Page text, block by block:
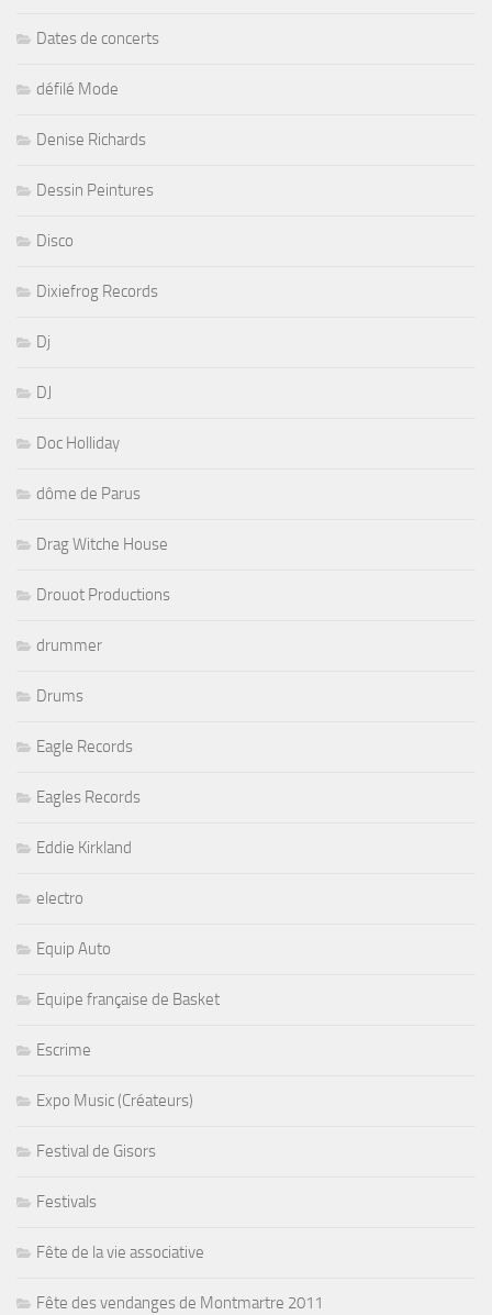
Dates de concerts
défilé Mode
Denise Richards
Dessin Peintures
Disco
Dixiefrog Records
Dj
DJ
Doc Holliday
dôme de Parus
Drag Witche House
Drouot Productions
drummer
Drums
Eagle Records
Eagles Records
Eddie Kirkland
electro
Equip Auto
Equipe française de Basket
Escrime
Expo Music (Créateurs)
Festival de Gisors
Festivals
Fête de la vie associative
Fête des vendanges de Montmartre 2011